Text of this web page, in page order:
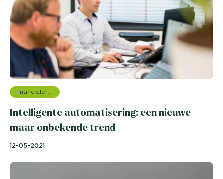
Intelligente automatisering: een nieuwe
maar onbekende trend
12-05-2021